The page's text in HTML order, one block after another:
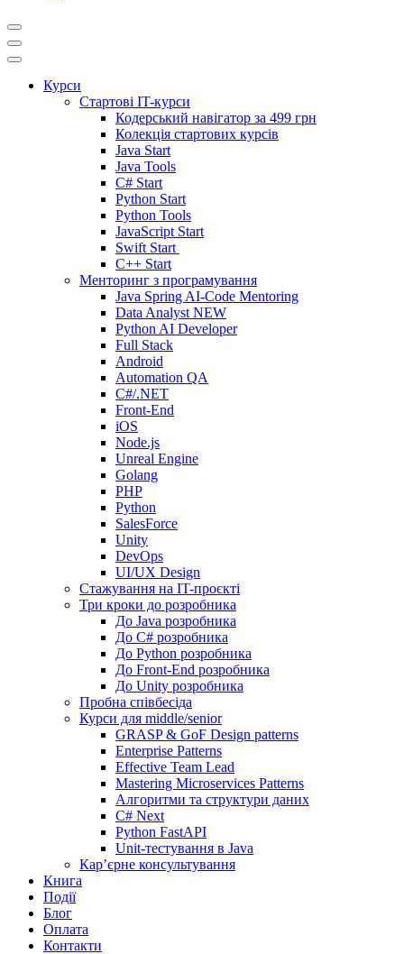
Курси
Стартові IT-курси
Кодерський навігатор за 499 грн
Колекція стартових курсів
Java Start
Java Tools
C# Start
Python Start
Python Tools
JavaScript Start
Swift Start
C++ Start
Менторинг з програмування
Java Spring AI-Code Mentoring
Data Analyst NEW
Python AI Developer
Full Stack
Android
Automation QA
C#/.NET
Front-End
iOS
Node.js
Unreal Engine
Golang
PHP
Python
SalesForce
Unity
DevOps
UI/UX Design
Стажування на IT-проєкті
Три кроки до розробника
До Java розробника
До C# розробника
До Python розробника
До Front-End розробника
До Unity розробника
Пробна співбесіда
Курси для middle/senior
GRASP & GoF Design patterns
Enterprise Patterns
Effective Team Lead
Mastering Microservices Patterns
Алгоритми та структури даних
C# Next
Python FastAPI
Unit-тестування в Java
Кар’єрне консультування
Книга
Події
Блог
Оплата
Контакти